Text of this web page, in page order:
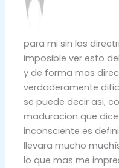
para mi sin las
imposible ver esto
y de forma mas
verdaderamente
se puede decir asi,
maduracion que
inconsciente es
llevara mucho
lo que mas me